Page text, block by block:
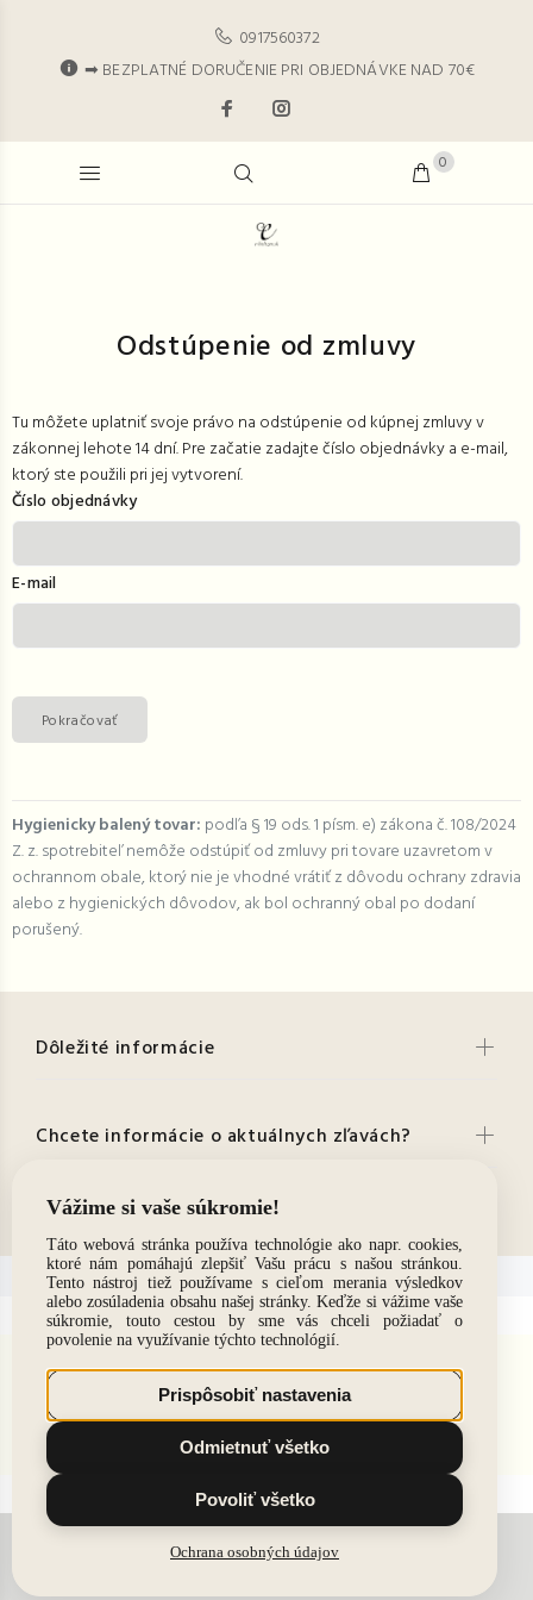
0917560372
➡ BEZPLATNÉ DORUČENIE PRI OBJEDNÁVKE NAD 70€
0
Odstúpenie od zmluvy
Tu môžete uplatniť svoje právo na odstúpenie od kúpnej zmluvy v
zákonnej lehote 14 dní. Pre začatie zadajte číslo objednávky a e-mail,
ktorý ste použili pri jej vytvorení.
Číslo objednávky
E-mail
Pokračovať
Hygienicky balený tovar: podľa § 19 ods. 1 písm. e) zákona č. 108/2024
Z. z. spotrebiteľ nemôže odstúpiť od zmluvy pri tovare uzavretom v
ochrannom obale, ktorý nie je vhodné vrátiť z dôvodu ochrany zdravia
alebo z hygienických dôvodov, ak bol ochranný obal po dodaní
porušený.
Dôležité informácie
Chcete informácie o aktuálnych zľavách?
Kontakt
© 2021. Všetky práva vyhradené
BACK TO TOP